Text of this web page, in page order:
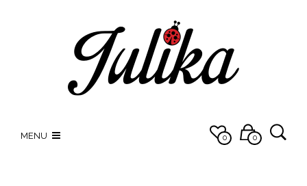
MENU 0 0